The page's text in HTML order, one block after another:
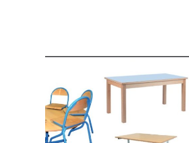
Mobilier de restauration,
espace cantine
MOBILIER SCOLAIRE